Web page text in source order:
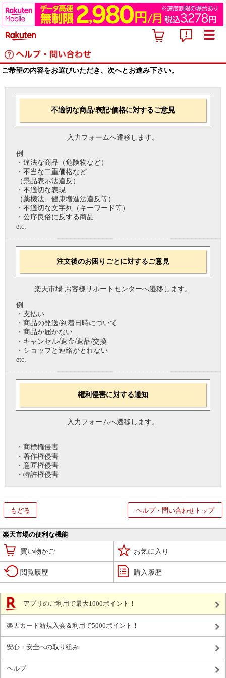
ご希望の内容をお選びいただき、次へとお進み下さい。
不適切な商品/表記/価格に対するご意見
入力フォームへ遷移します。
例
・違法な商品（危険物など）
・不当な二重価格など
（景品表示法違反）
・不適切な表現
（薬機法、健康増進法違反等）
・不適切な文字列（キーワード等）
・公序良俗に反する商品
etc.
注文後のお困りごとに対するご意見
楽天市場 お客様サポートセンターへ遷移します。
例
・支払い
・商品の発送/到着日時について
・商品が届かない
・キャンセル/返金/返品/交換
・ショップと連絡がとれない
etc.
権利侵害に対する通知
入力フォームへ遷移します。
・商標権侵害
・著作権侵害
・意匠権侵害
・特許権侵害
もどる ヘルプ・問い合わせトップ
楽天市場の便利な機能
買い物かご お気に入り
閲覧履歴 購入履歴
アプリのご利用で最大1000ポイント！
楽天カード新規入会＆利用で5000ポイント！
安心・安全への取り組み
ヘルプ